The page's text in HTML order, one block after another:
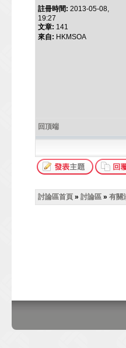
註冊時間: 2013-05-08,
19:27
文章: 141
來自: HKMSOA
回頂端
討論區首頁 » 討論區 » 有關